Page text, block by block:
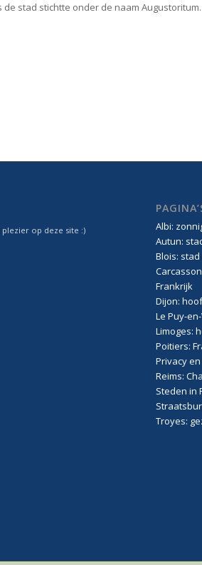
stad stichtte onder de naam
plezier op deze site :)
Albi:
Autun:
Blois:
Frankrijk
Dijon:
Le Puy-
Limoges:
Poitiers:
Privacy
Reims:
Steden in
Troyes: